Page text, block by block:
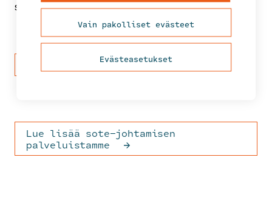
sotealan työtä.
Lataa webinaaritallenne
Lue lisää sote-johtamisen
palveluistamme
Vain pakolliset evästeet
Evästeasetukset